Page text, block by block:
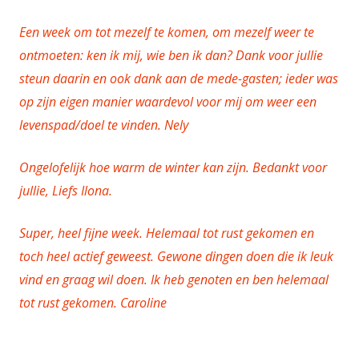
Een week om tot mezelf te komen, om mezelf weer te
ontmoeten: ken ik mij, wie ben ik dan? Dank voor jullie
steun daarin en ook dank aan de mede-gasten; ieder was
op zijn eigen manier waardevol voor mij om weer een
levenspad/doel te vinden. Nely
Ongelofelijk hoe warm de winter kan zijn. Bedankt voor
jullie, Liefs Ilona.
Super, heel fijne week. Helemaal tot rust gekomen en
toch heel actief geweest. Gewone dingen doen die ik leuk
vind en graag wil doen. Ik heb genoten en ben helemaal
tot rust gekomen. Caroline